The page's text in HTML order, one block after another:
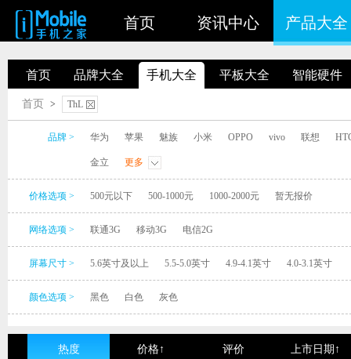
首页 资讯中心 产品大全
首页 品牌大全 手机大全 平板大全 智能硬件
首页 > ThL
品牌 > 华为 苹果 魅族 小米 OPPO vivo 联想
金立 更多
价格选项 > 500元以下 500-1000元 1000-2000元 暂无报价
网络选项 > 联通3G 移动3G 电信2G
屏幕尺寸 > 5.6英寸及以上 5.5-5.0英寸 4.9-4.1英寸 4.0-3.1英寸
颜色选项 > 黑色 白色 灰色
热度 价格↑ 评价 上市日期↑